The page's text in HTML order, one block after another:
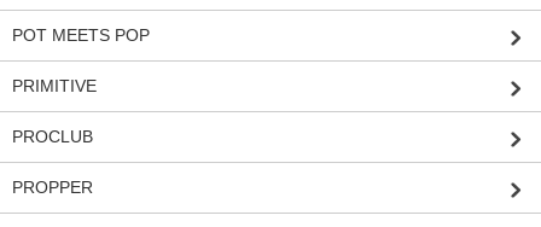
POT MEETS POP
PRIMITIVE
PROCLUB
PROPPER